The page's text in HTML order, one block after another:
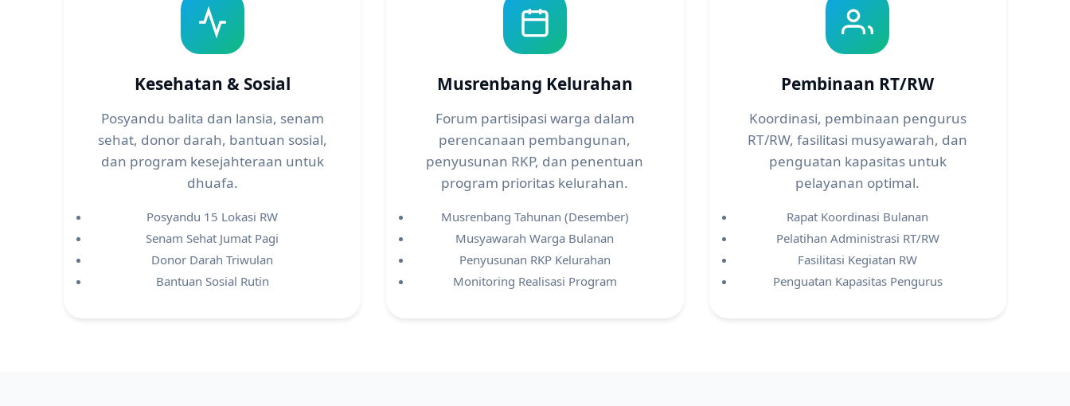
Kesehatan & Sosial
Posyandu balita dan lansia, senam
sehat, donor darah, bantuan sosial,
dan program kesejahteraan untuk
dhuafa.
Posyandu 15 Lokasi RW
Senam Sehat Jumat Pagi
Donor Darah Triwulan
Bantuan Sosial Rutin
Musrenbang Kelurahan
Forum partisipasi warga dalam
perencanaan pembangunan,
penyusunan RKP, dan penentuan
program prioritas kelurahan.
Musrenbang Tahunan (Desember)
Musyawarah Warga Bulanan
Penyusunan RKP Kelurahan
Monitoring Realisasi Program
Pembinaan RT/RW
Koordinasi, pembinaan pengurus
RT/RW, fasilitasi musyawarah, dan
penguatan kapasitas untuk
pelayanan optimal.
Rapat Koordinasi Bulanan
Pelatihan Administrasi RT/RW
Fasilitasi Kegiatan RW
Penguatan Kapasitas Pengurus